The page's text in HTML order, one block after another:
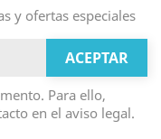
y ofertas especiales
Para ello,
en el aviso legal.